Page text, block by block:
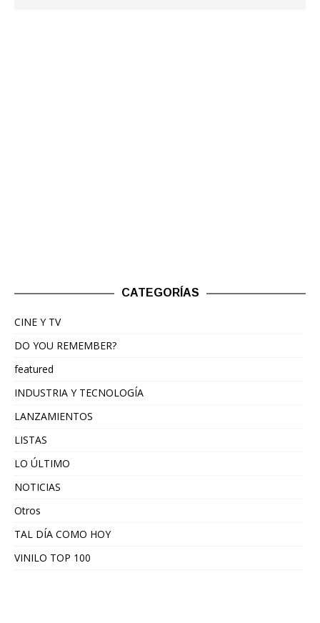
CATEGORÍAS
CINE Y TV
DO YOU REMEMBER?
featured
INDUSTRIA Y TECNOLOGÍA
LANZAMIENTOS
LISTAS
LO ÚLTIMO
NOTICIAS
Otros
TAL DÍA COMO HOY
VINILO TOP 100